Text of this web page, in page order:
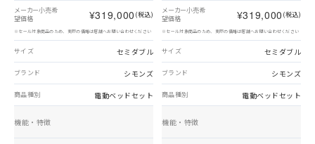
メーカー小売希
望価格
¥319,000 (税込)
※セール対象商品のため、実際の価格は店舗へお問い合わせください
サイズ セミダブル
ブランド シモンズ
商品種別 電動ベッドセット
機能・特徴
メーカー小売希
望価格
¥319,000 (税込)
※セール対象商品のため、実際の価格は店舗へお問い合わせください
サイズ セミダブル
ブランド シモンズ
商品種別 電動ベッドセット
機能・特徴